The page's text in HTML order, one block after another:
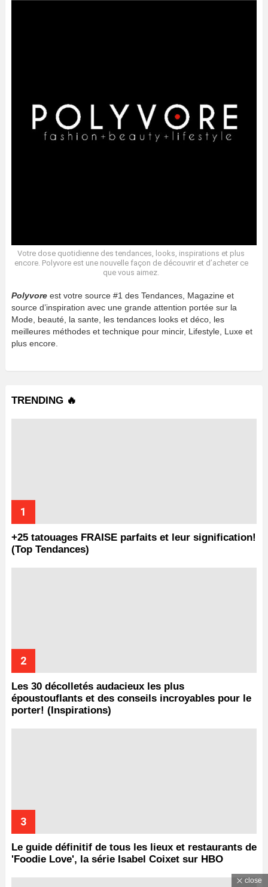
Votre dose quotidienne des tendances, looks, inspirations et plus
encore. Polyvore est une nouvelle façon de découvrir et d’acheter ce
que vous aimez.
Polyvore est votre source #1 des Tendances, Magazine et
source d’inspiration avec une grande attention portée sur la
Mode, beauté, la sante, les tendances looks et déco, les
meilleures méthodes et technique pour mincir, Lifestyle, Luxe et
plus encore.
TRENDING 🔥
+25 tatouages ​​FRAISE parfaits et leur signification!
(Top Tendances)
Les 30 décolletés audacieux les plus
époustouflants et des conseils incroyables pour le
porter! (Inspirations)
Le guide définitif de tous les lieux et restaurants de
'Foodie Love', la série Isabel Coixet sur HBO
close